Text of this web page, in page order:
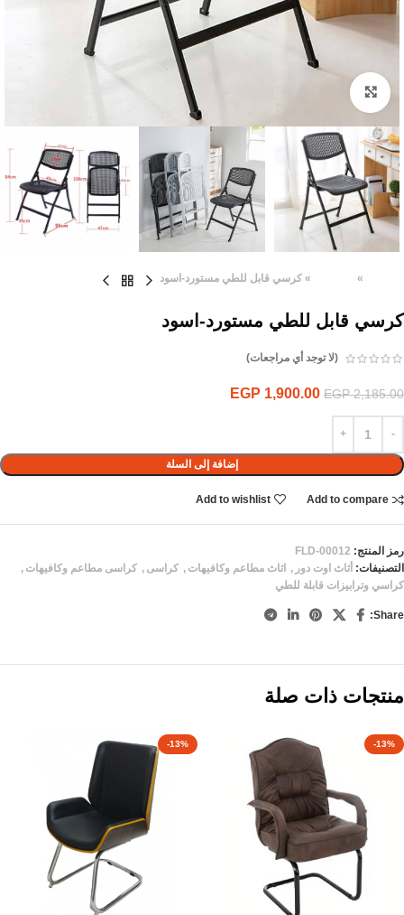
Click to enlarge
»
» كرسي قابل للطي مستورد-اسود
كرسي قابل للطي مستورد-اسود
(لا توجد أي مراجعات)
EGP2,185.00
EGP 1,900.00
إضافة إلى السلة
Add to compare
Add to wishlist
رمز المنتج: FLD-00012
التصنيفات: أثاث اوت دور , اثاث مطاعم وكافيهات , كراسى , كراسى مطاعم وكافيهات ,
كراسي وترابيزات قابلة للطي
Share:
منتجات ذات صلة
-13%
-13%